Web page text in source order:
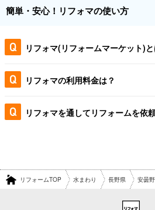
簡単・安心！リフォマの使い方
リフォマ(リフォームマーケット)と
リフォマの利用料金は？
リフォマを通してリフォームを依
リフォームTOP 水まわり 長野県 安曇